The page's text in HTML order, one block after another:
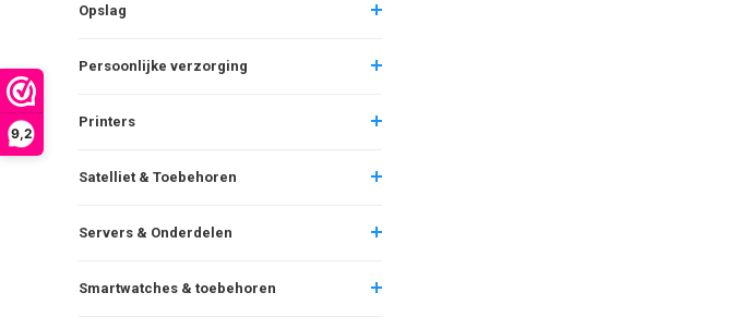
9,2
Opslag
Persoonlijke verzorging
Printers
Satelliet & Toebehoren
Servers & Onderdelen
Smartwatches & toebehoren